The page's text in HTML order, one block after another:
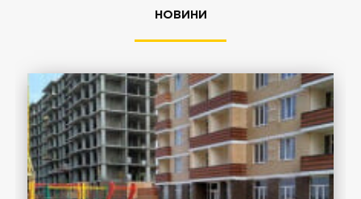
НОВИНИ